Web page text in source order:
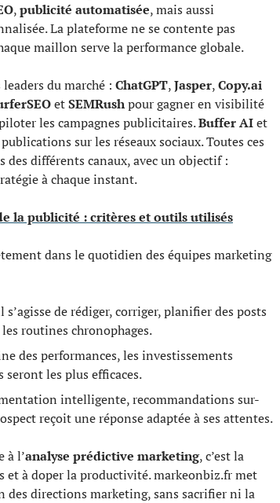
,publicité automatisée, mais aussi
La plateforme ne se contente pas
maillon serve la performance globale.
du marché : ChatGPT,Jasper,Copy.ai
etSEMRushpour gagner en visibilité
les campagnes publicitaires.Buffer AIet
sur les réseaux sociaux. Toutes ces
différents canaux, avec un objectif :
à chaque instant.
la publicité : critères et outils utilisés
dans le quotidien des équipes marketing
s’agisse de rédiger, corriger, planifier des posts
routines chronophages.
des performances, les investissements
les plus efficaces.
intelligente, recommandations sur-
reçoit une réponse adaptée à ses attentes.
à l’analyse prédictive marketing, c’est la
et à doper la productivité. markeonbiz.fr met
des directions marketing, sans sacrifier ni la